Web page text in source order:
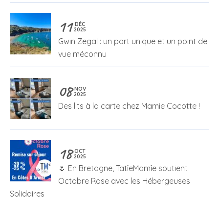
11 DÉC
2025
Gwin Zegal : un port unique et un point de
vue méconnu
08 NOV
2025
Des lits à la carte chez Mamie Cocotte !
18 OCT
2025
🌷 En Bretagne, TatîeMamîe soutient
Octobre Rose avec les Hébergeuses
Solidaires